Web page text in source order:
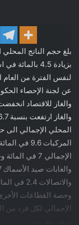
بزيادة 4.5
لنفس الفترة من العام
عن لجنة الإحصاء
المحلي الإجمالي الى
المركبات